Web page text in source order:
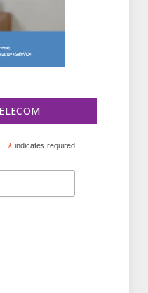
*indicates required